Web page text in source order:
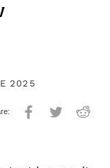
2025